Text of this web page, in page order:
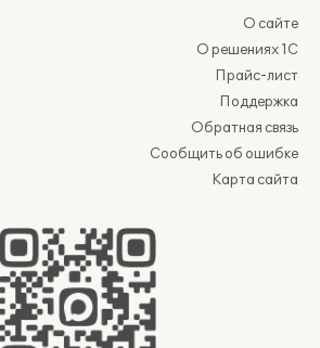
О сайте
О решениях 1С
Прайс-лист
Поддержка
Обратная связь
Сообщить об ошибке
Карта сайта